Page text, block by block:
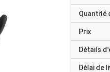
Quantité
Prix
Détails
Délai de